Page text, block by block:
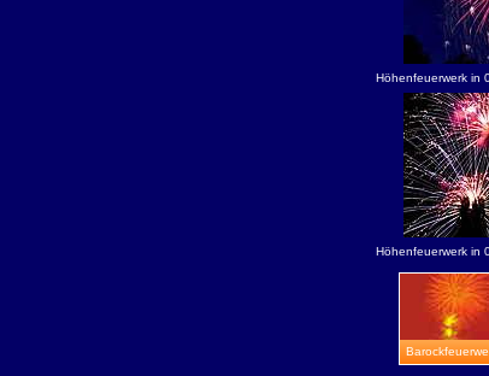
Höhenfeuerwerk in
Höhenfeuerwerk in